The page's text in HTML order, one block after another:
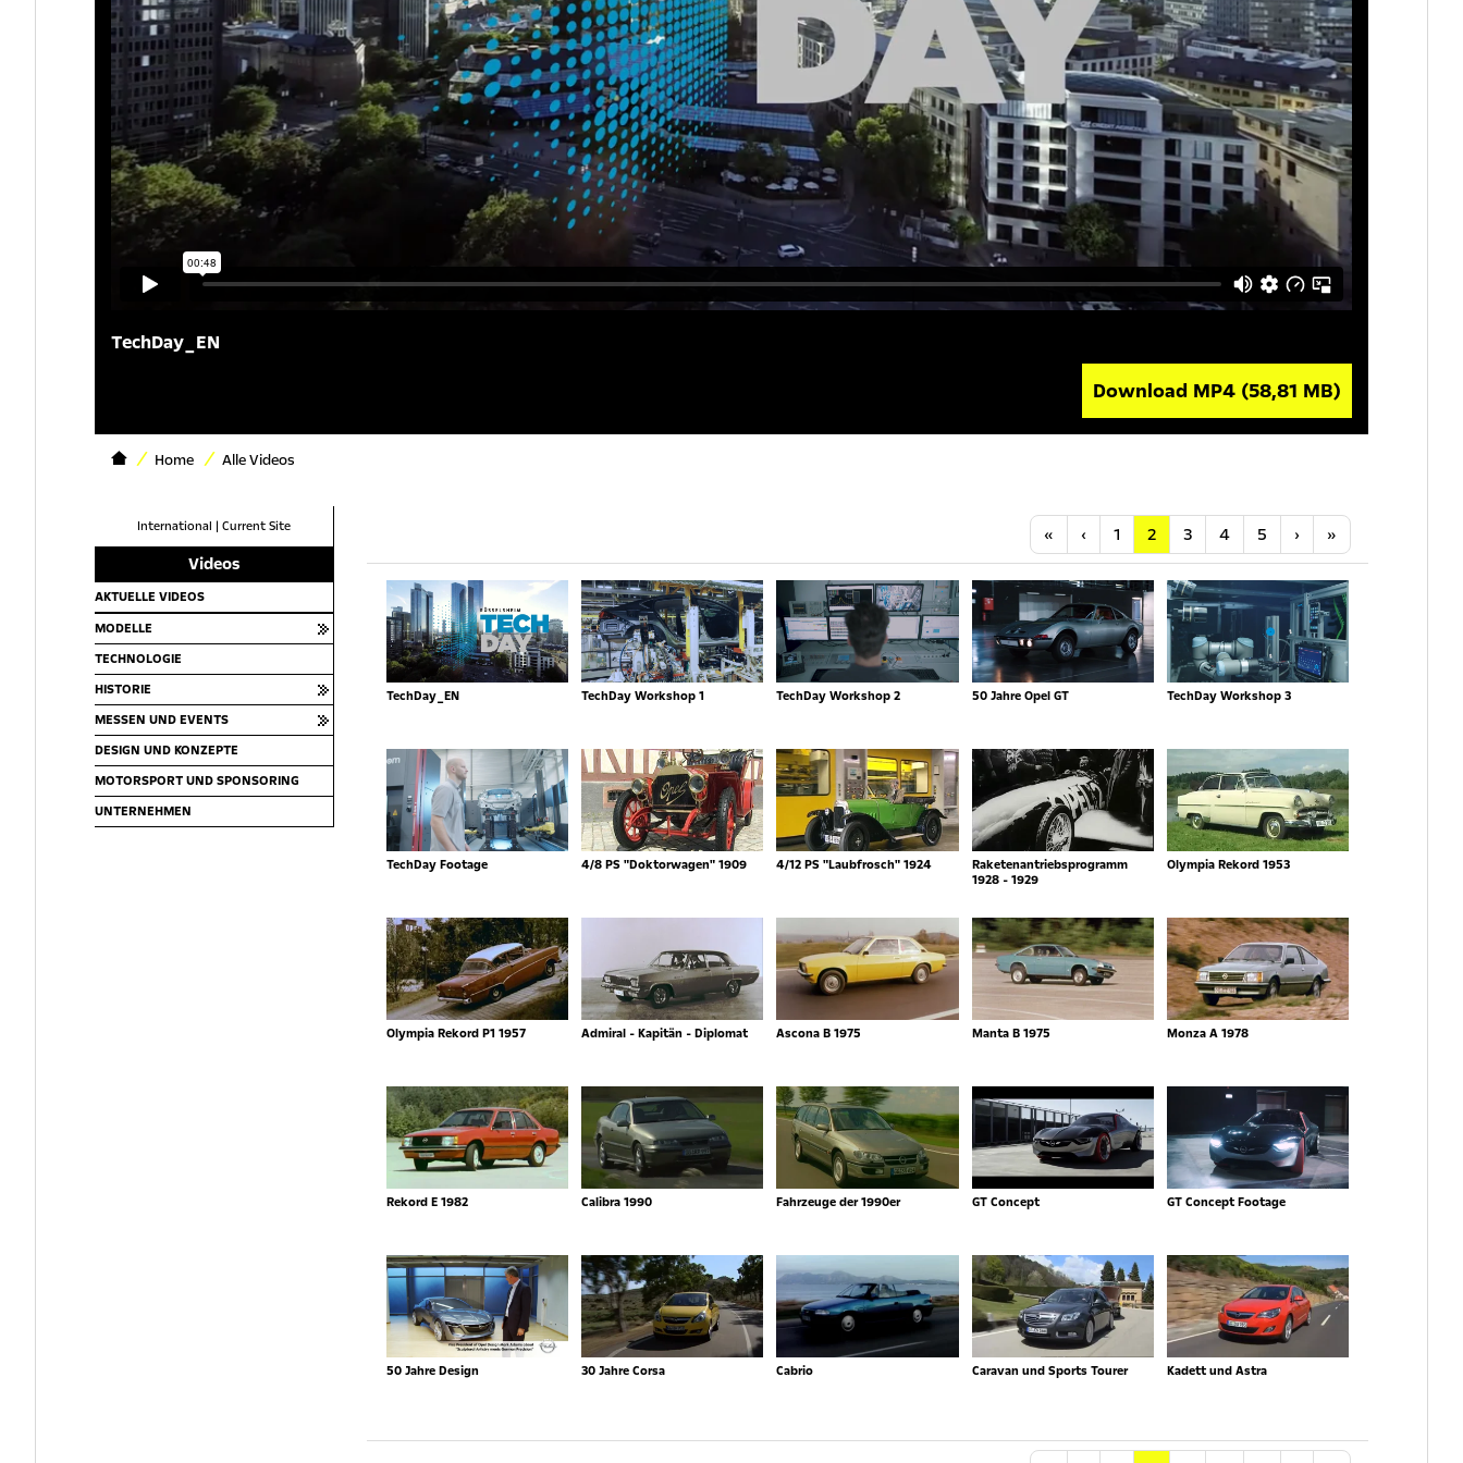
TechDay_EN
Download MP4 (58,81 MB)
Home Alle Videos
International | Current Site
Videos
AKTUELLE VIDEOS
MODELLE
TECHNOLOGIE
HISTORIE
MESSEN UND EVENTS
DESIGN UND KONZEPTE
MOTORSPORT UND SPONSORING
UNTERNEHMEN
« Anfang
‹ Vorherige
1 2 3 4 5 ›Nächste
»
TechDay_EN TechDay Workshop 1 TechDay Workshop 2 50 Jahre Opel GT TechDay Workshop 3
TechDay Footage 4/8 PS "Doktorwagen" 1909 4/12 PS "Laubfrosch" 1924
Raketenantriebsprogramm
1928 - 1929
Olympia Rekord 1953
Olympia Rekord P1 1957 Admiral - Kapitän - Diplomat Ascona B 1975 Manta B 1975 Monza A 1978
Rekord E 1982 Calibra 1990 Fahrzeuge der 1990er GT Concept GT Concept Footage
50 Jahre Design 30 Jahre Corsa Cabrio Caravan und Sports Tourer Kadett und Astra